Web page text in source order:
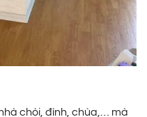
chòi, đình, chùa,… mà